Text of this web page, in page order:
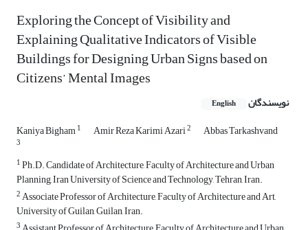
Exploring the Concept of Visibility and
Explaining Qualitative Indicators of Visible
Buildings for Designing Urban Signs based on
Citizens’ Mental Images
نویسندگان English
Kaniya Bigham1 Amir Reza Karimi Azari2 Abbas Tarkashvand
3
1Ph.D. Candidate of Architecture, Faculty of Architecture and Urban
Planning, Iran University of Science and Technology, Tehran, Iran.
2Associate Professor of Architecture, Faculty of Architecture and Art,
University of Guilan, Guilan, Iran.
3